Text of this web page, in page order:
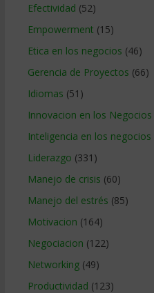
Efectividad (52)
Empowerment (15)
Etica en los negocios (46)
Gerencia de Proyectos (66)
Idiomas (51)
Innovacion en los Negocios
Inteligencia en los negocios
Liderazgo (331)
Manejo de crisis (60)
Manejo del estrés (85)
Motivacion (164)
Negociacion (122)
Networking(49)
Productividad (123)